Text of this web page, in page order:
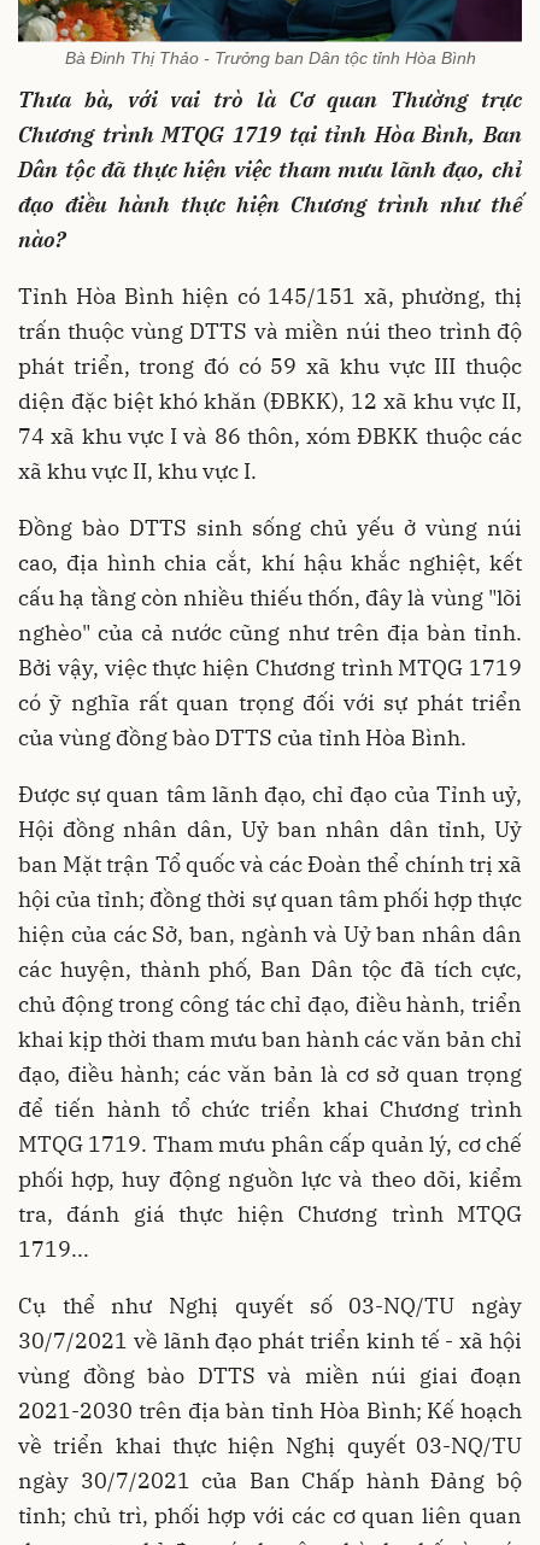
Bà Đinh Thị Thảo - Trưởng ban Dân tộc tỉnh Hòa Bình
Thưa bà, với vai trò là Cơ quan Thường trực
Chương trình MTQG 1719 tại tỉnh Hòa Bình, Ban
Dân tộc đã thực hiện việc tham mưu lãnh đạo, chỉ
đạo điều hành thực hiện Chương trình như thế
nào?
Tỉnh Hòa Bình hiện có 145/151 xã, phường, thị
trấn thuộc vùng DTTS và miền núi theo trình độ
phát triển, trong đó có 59 xã khu vực III thuộc
diện đặc biệt khó khăn (ĐBKK), 12 xã khu vực II,
74 xã khu vực I và 86 thôn, xóm ĐBKK thuộc các
xã khu vực II, khu vực I.
Đồng bào DTTS sinh sống chủ yếu ở vùng núi
cao, địa hình chia cắt, khí hậu khắc nghiệt, kết
cấu hạ tầng còn nhiều thiếu thốn, đây là vùng "lõi
nghèo" của cả nước cũng như trên địa bàn tỉnh.
Bởi vậy, việc thực hiện Chương trình MTQG 1719
có ỹ nghĩa rất quan trọng đối với sự phát triển
của vùng đồng bào DTTS của tỉnh Hòa Bình.
Được sự quan tâm lãnh đạo, chỉ đạo của Tỉnh uỷ,
Hội đồng nhân dân, Uỷ ban nhân dân tỉnh, Uỷ
ban Mặt trận Tổ quốc và các Đoàn thể chính trị xã
hội của tỉnh; đồng thời sự quan tâm phối hợp thực
hiện của các Sở, ban, ngành và Uỷ ban nhân dân
các huyện, thành phố, Ban Dân tộc đã tích cực,
chủ động trong công tác chỉ đạo, điều hành, triển
khai kịp thời tham mưu ban hành các văn bản chỉ
đạo, điều hành; các văn bản là cơ sở quan trọng
để tiến hành tổ chức triển khai Chương trình
MTQG 1719. Tham mưu phân cấp quản lý, cơ chế
phối hợp, huy động nguồn lực và theo dõi, kiểm
tra, đánh giá thực hiện Chương trình MTQG
1719...
Cụ thể như Nghị quyết số 03-NQ/TU ngày
30/7/2021 về lãnh đạo phát triển kinh tế - xã hội
vùng đồng bào DTTS và miền núi giai đoạn
2021-2030 trên địa bàn tỉnh Hòa Bình; Kế hoạch
về triển khai thực hiện Nghị quyết 03-NQ/TU
ngày 30/7/2021 của Ban Chấp hành Đảng bộ
tỉnh; chủ trì, phối hợp với các cơ quan liên quan